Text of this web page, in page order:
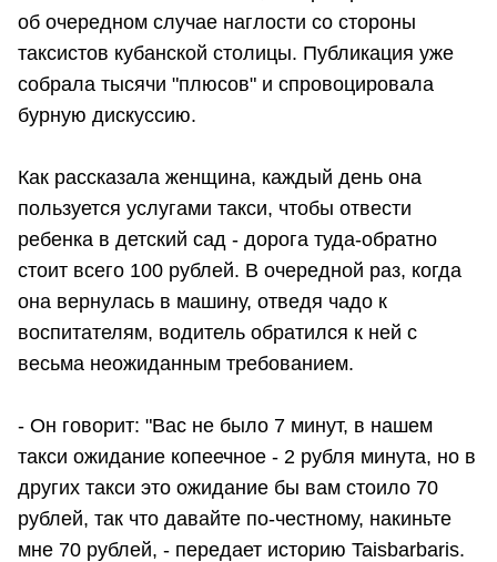
об очередном случае наглости со стороны
таксистов кубанской столицы. Публикация уже
собрала тысячи "плюсов" и спровоцировала
бурную дискуссию.
Как рассказала женщина, каждый день она
пользуется услугами такси, чтобы отвести
ребенка в детский сад - дорога туда-обратно
стоит всего 100 рублей. В очередной раз, когда
она вернулась в машину, отведя чадо к
воспитателям, водитель обратился к ней с
весьма неожиданным требованием.
- Он говорит: "Вас не было 7 минут, в нашем
такси ожидание копеечное - 2 рубля минута, но в
других такси это ожидание бы вам стоило 70
рублей, так что давайте по-честному, накиньте
мне 70 рублей, - передает историю Taisbarbaris.